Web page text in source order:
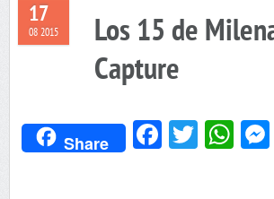
17
08 2015
Los 15 de
Capture
Share Facebook